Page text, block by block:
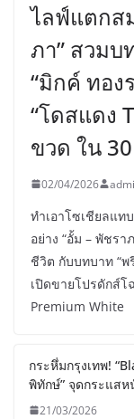
ไลฟ์แตกส
ภา” สวมบ
“มิกค์ ทอง
“โดสแดง
ขวด ใน
02/04/2026
ทำเอาโซเชียลแท
อย่าง “อั้ม – พัชร
ชีวิต กับบทบาท “พ
เปิดขายโปรดักส์โ
Premium White
กระหึ่มกรุงเทพ!
พิทักษ์” จุดกระแส
21/03/2026